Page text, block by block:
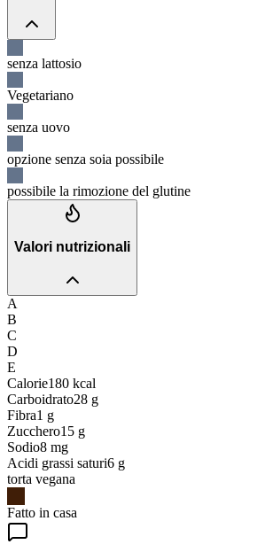
senza lattosio
Vegetariano
senza uovo
opzione senza soia possibile
possibile la rimozione del glutine
Valori nutrizionali
A
B
C
D
E
Calorie180 kcal
Carboidrato28 g
Fibra1 g
Zucchero15 g
Sodio8 mg
Acidi grassi saturi6 g
torta vegana
Fatto in casa